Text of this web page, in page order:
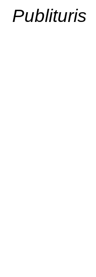
Publituris